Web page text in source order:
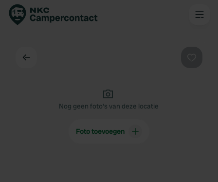
Nog geen foto's van deze locatie
Foto toevoegen